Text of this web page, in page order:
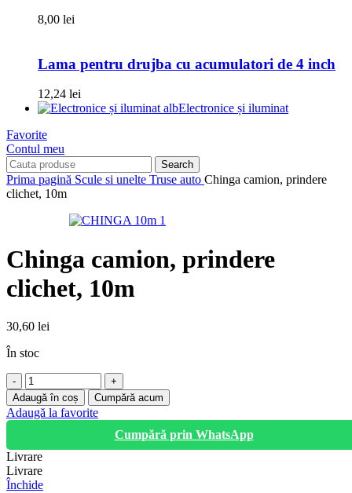
8,00 lei
Lama pentru drujba cu acumulatori de 4 inch
12,24 lei
Electronice și iluminat
Favorite
Contul meu
Search
Prima pagină Scule si unelte Truse auto Chinga camion, prindere
clichet, 10m
Chinga camion, prindere
clichet, 10m
30,60 lei
În stoc
Cantitate
Chinga
camion,
prindere
10m
Adaugă în coș Cumpără acum
Adaugă la favorite
Cumpără prin WhatsApp
Livrare
Livrare
Închide